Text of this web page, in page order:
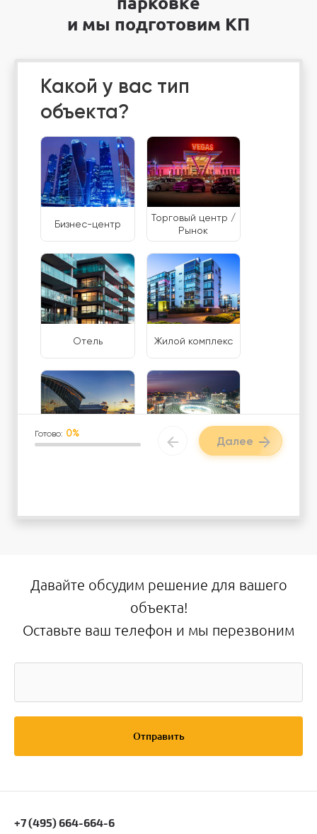
и мы подготовим КП
Какой у вас тип
объекта?
Бизнес-центр
Торговый центр /
Рынок
Отель Жилой комплекс
Спорткомплекс /
вэлнес-центр
центр
Готово: 0%
Далее
Давайте обсудим решение для вашего
объекта!
Оставьте ваш телефон и мы перезвоним
Отправить
+7 (495) 664-664-6